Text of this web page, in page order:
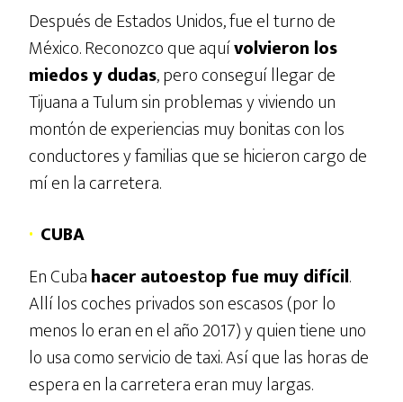
Después de Estados Unidos, fue el turno de
México. Reconozco que aquívolvieron los
miedos y dudas, pero conseguí llegar de
Tijuana a Tulum sin problemas y viviendo un
montón de experiencias muy bonitas con los
conductores y familias que se hicieron cargo de
mí en la carretera.
· CUBA
En Cubahacer autoestop fue muy difícil.
Allí los coches privados son escasos (por lo
menos lo eran en el año 2017) y quien tiene uno
lo usa como servicio de taxi. Así que las horas de
espera en la carretera eran muy largas.